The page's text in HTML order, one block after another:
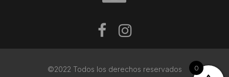
©2022 Todos los derechos reservados 0